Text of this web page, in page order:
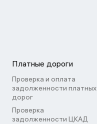
Платные дороги
Проверка и оплата
задолженности платных
дорог
Проверка
задолженности ЦКАД